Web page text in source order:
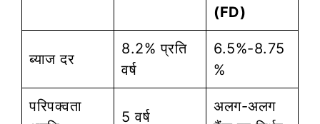
(FD)
ब्याज दर
8.2% प्रति
वर्ष
6.5%-8.75
%
परिपक्वता
5 वर्ष
अलग-अलग